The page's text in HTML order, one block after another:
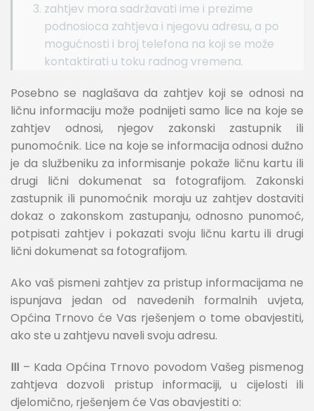
zahtjev mora sadržavati ime i prezime
podnosioca zahtjeva i njegovu adresu, a po
mogućnosti i broj telefona na koji se može
kontaktirati u toku radnog vremena.
Posebno se naglašava da zahtjev koji se odnosi na
ličnu informaciju može podnijeti samo lice na koje se
zahtjev odnosi, njegov zakonski zastupnik ili
punomoćnik. Lice na koje se informacija odnosi dužno
je da službeniku za informisanje pokaže ličnu kartu ili
drugi lični dokumenat sa fotografijom. Zakonski
zastupnik ili punomoćnik moraju uz zahtjev dostaviti
dokaz o zakonskom zastupanju, odnosno punomoć,
potpisati zahtjev i pokazati svoju ličnu kartu ili drugi
lični dokumenat sa fotografijom.
Ako vaš pismeni zahtjev za pristup informacijama ne
ispunjava jedan od navedenih formalnih uvjeta,
Općina Trnovo će Vas rješenjem o tome obavjestiti,
ako ste u zahtjevu naveli svoju adresu.
III – Kada Općina Trnovo povodom Vašeg pismenog
zahtjeva dozvoli pristup informaciji, u cijelosti ili
djelomično, rješenjem će Vas obavjestiti o: